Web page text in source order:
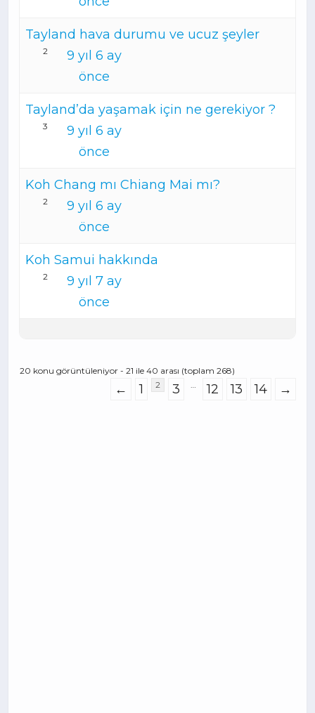
Tayland hava durumu ve ucuz şeyler
2
9 yıl 6 ay
önce
Tayland’da yaşamak için ne gerekiyor ?
3
9 yıl 6 ay
önce
Koh Chang mı Chiang Mai mı?
2
9 yıl 6 ay
önce
Koh Samui hakkında
2
9 yıl 7 ay
önce
20 konu görüntüleniyor - 21 ile 40 arası (toplam 268)
← 1 2 3 … 12 13 14 →